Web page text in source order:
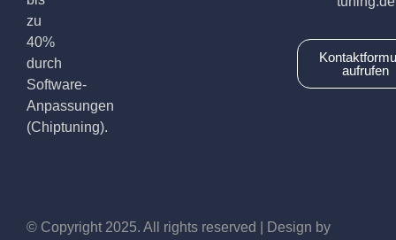
zu
40%
durch
Software-
Anpassungen
(Chiptuning).
aufrufen
© Copyright 2025. All rights reserved | Design by